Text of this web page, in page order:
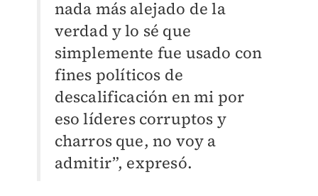
nada más alejado de la
verdad y lo sé que
simplemente fue usado con
fines políticos de
descalificación en mi por
eso líderes corruptos y
charros que, no voy a
admitir”, expresó.